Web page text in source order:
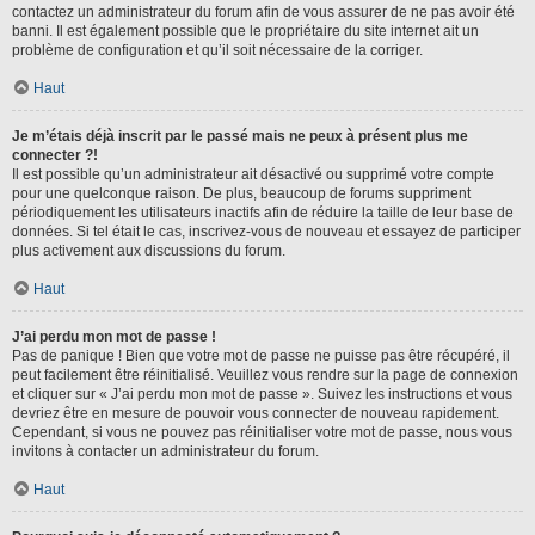
contactez un administrateur du forum afin de vous assurer de ne pas avoir été
banni. Il est également possible que le propriétaire du site internet ait un
problème de configuration et qu’il soit nécessaire de la corriger.
Haut
Je m’étais déjà inscrit par le passé mais ne peux à présent plus me
connecter ?!
Il est possible qu’un administrateur ait désactivé ou supprimé votre compte
pour une quelconque raison. De plus, beaucoup de forums suppriment
périodiquement les utilisateurs inactifs afin de réduire la taille de leur base de
données. Si tel était le cas, inscrivez-vous de nouveau et essayez de participer
plus activement aux discussions du forum.
Haut
J’ai perdu mon mot de passe !
Pas de panique ! Bien que votre mot de passe ne puisse pas être récupéré, il
peut facilement être réinitialisé. Veuillez vous rendre sur la page de connexion
et cliquer sur « J’ai perdu mon mot de passe ». Suivez les instructions et vous
devriez être en mesure de pouvoir vous connecter de nouveau rapidement.
Cependant, si vous ne pouvez pas réinitialiser votre mot de passe, nous vous
invitons à contacter un administrateur du forum.
Haut